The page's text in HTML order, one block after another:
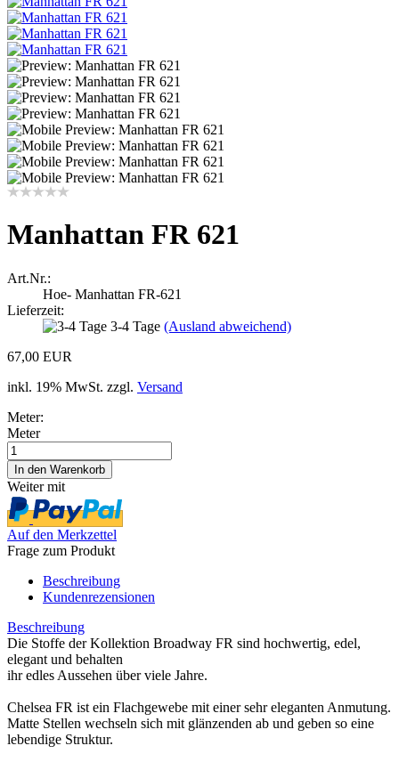
Manhattan FR 621
Art.Nr.:
Hoe- Manhattan FR-621
Lieferzeit:
3-4 Tage (Ausland abweichend)
67,00 EUR
inkl. 19% MwSt. zzgl. Versand
Meter:
Meter
Weiter mit
Auf den Merkzettel
Frage zum Produkt
Beschreibung
Kundenrezensionen
Beschreibung
Die Stoffe der Kollektion Broadway FR sind hochwertig, edel,
elegant und behalten
ihr edles Aussehen über viele Jahre.
Chelsea FR ist ein Flachgewebe mit einer sehr eleganten Anmutung.
Matte Stellen wechseln sich mit glänzenden ab und geben so eine
lebendige Struktur.